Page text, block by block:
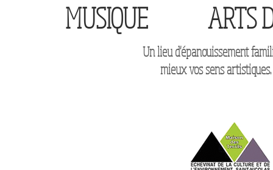
Un lieu d'épanouissement
mieux vos sens
MUSIQUE ARTS